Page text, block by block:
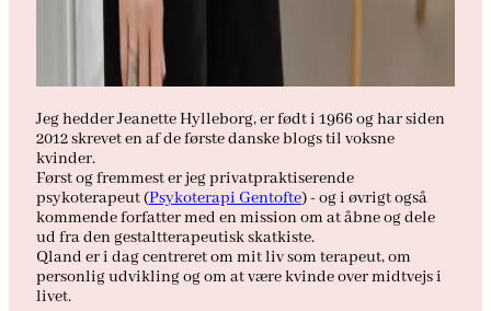
Jeg hedder Jeanette Hylleborg, er født i 1966 og har siden
2012 skrevet en af de første danske blogs til voksne
kvinder.
Først og fremmest er jeg privatpraktiserende
psykoterapeut (Psykoterapi Gentofte) - og i øvrigt også
kommende forfatter med en mission om at åbne og dele
ud fra den gestaltterapeutisk skatkiste.
Qland er i dag centreret om mit liv som terapeut, om
personlig udvikling og om at være kvinde over midtvejs i
livet.